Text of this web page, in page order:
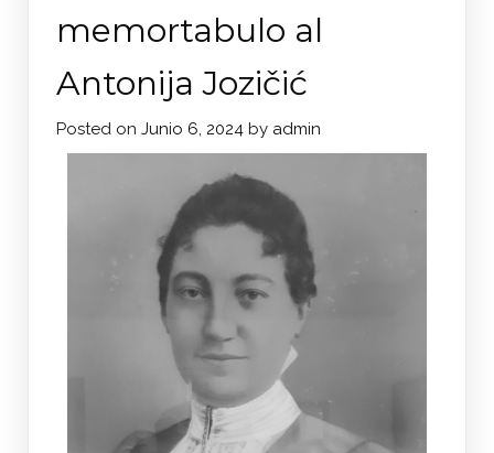
memortabulo al
Antonija Jozičić
Posted on Junio 6, 2024 by admin